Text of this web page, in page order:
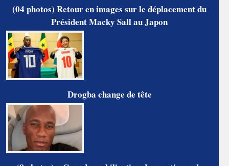
(04 photos) Retour en images sur le déplacement du
Président Macky Sall au Japon
Drogba change de tête